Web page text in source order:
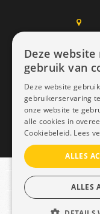
Copyright
Deze website
gebruik van
Deze website
gebruikerservaring
onze website te
alle cookies in
Cookiebeleid. Lees
ALLES
ALLES